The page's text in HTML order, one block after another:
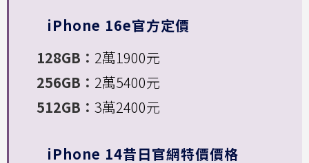
iPhone 16e官方定價
128GB： 2萬1900元
256GB： 2萬5400元
512GB： 3萬2400元
iPhone 14昔日官網特價價格